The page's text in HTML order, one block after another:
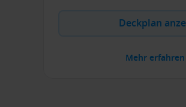
Deckplan
Mehr erfahren